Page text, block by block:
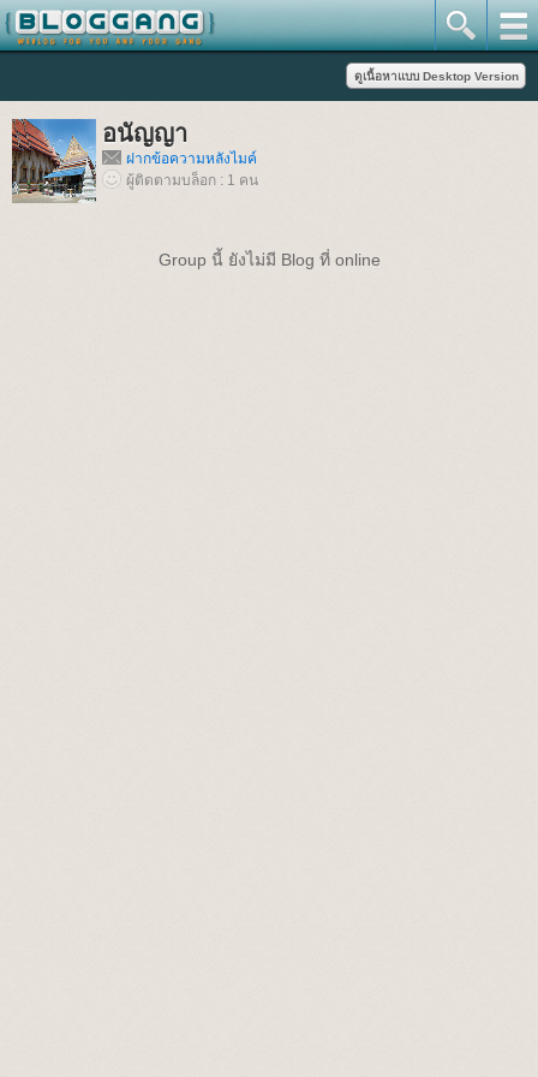
อนัญญา
ฝากข้อความหลังไมค์
ผู้ติดตามบล็อก : 1 คน
Group นี้ ยังไม่มี Blog ที่ online